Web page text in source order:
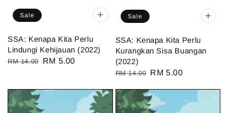
Sale
SSA: Kenapa Kita Perlu
Lindungi Kehijauan (2022)
Regular
RM 14.00
Sale
RM 5.00
Sale
SSA: Kenapa Kita Perlu
Kurangkan Sisa Buangan
(2022)
Regular
RM 14.00 Sale
RM 5.00